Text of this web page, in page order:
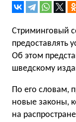
Стриминговый
предоставлять
Об этом
шведскому
По его словам,
новые законы,
на